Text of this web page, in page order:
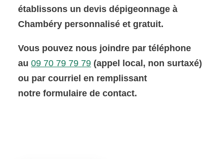
établissons un devis dépigeonnage à
Chambéry personnalisé et gratuit.
Vous pouvez nous joindre par téléphone
au09 70 79 79 79 (appel local, non surtaxé)
ou par courriel en remplissant
notre formulaire de contact.